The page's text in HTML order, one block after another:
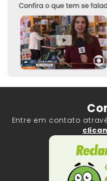
Entre em contato